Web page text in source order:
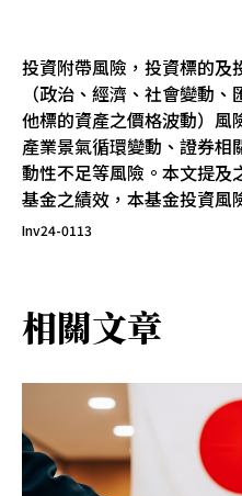
投資附帶風險，投資標的及
（政治、經濟、社會變動
他標的資產之價格波動）風
產業景氣循環變動、證券
動性不足等風險。本文提及
基金之績效，本基金投資風
Inv24-0113
相關文章